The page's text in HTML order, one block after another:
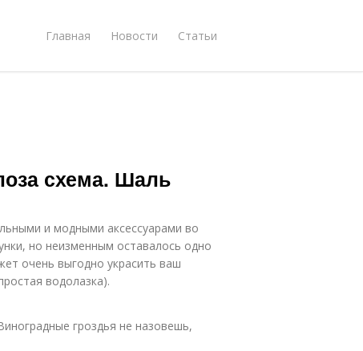
Главная Новости Статьи
схема. Шаль
и модными аксессуарами во
но неизменным оставалось одно
очень выгодно украсить ваш
водолазка).
гроздья не назовешь,